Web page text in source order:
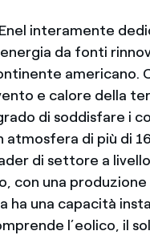
interamente
da fonti
americano.
e calore della
di soddisfare i
atmosfera di più di
di settore a
con una
ha una capacità
l’eolico, il